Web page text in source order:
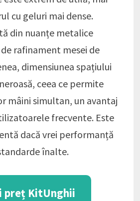
cu geluri mai dense.
din nuanțe metalice
rafinament mesei de
dimensiunea spațiului
ceea ce permite
mâini simultan, un avantaj
frecvente. Este
dacă vrei performanță
înalte.
preț KitUnghii